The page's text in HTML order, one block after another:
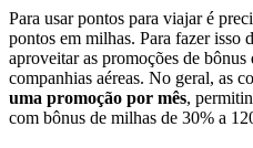
Para usar pontos para viajar é
pontos em milhas. Para fazer isso
aproveitar as promoções de bônus
companhias aéreas. No geral, as
uma promoção por mês,
com bônus de milhas de 30% a